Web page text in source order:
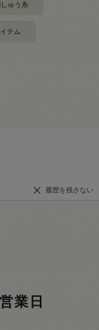
ゅう糸
テム
履歴を残さない
業日